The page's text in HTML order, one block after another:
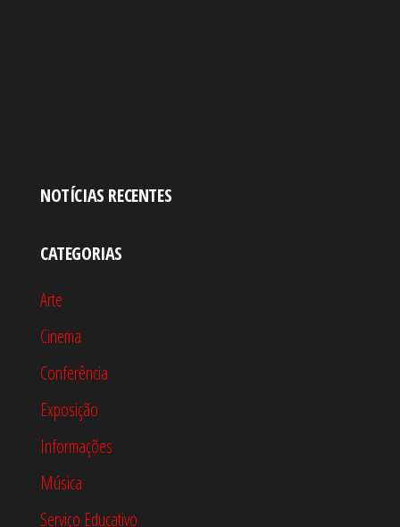
NOTÍCIAS RECENTES
CATEGORIAS
Arte
Cinema
Conferência
Exposição
Informações
Música
Serviço Educativo